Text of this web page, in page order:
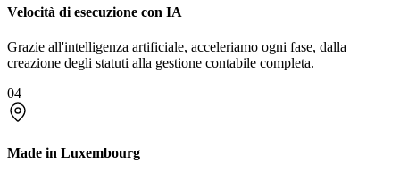
Velocità di esecuzione con IA
Grazie all'intelligenza artificiale, acceleriamo ogni fase, dalla
creazione degli statuti alla gestione contabile completa.
04
Made in Luxembourg